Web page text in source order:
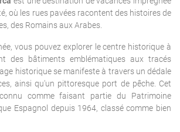
où les rues pavées racontent des histoires de
des Romains aux Arabes.
vous pouvez explorer le centre historique à
des bâtiments emblématiques aux tracés
historique se manifeste à travers un dédale
ainsi qu'un pittoresque port de pêche. Cet
comme faisant partie du Patrimoine
Espagnol depuis 1964, classé comme bien